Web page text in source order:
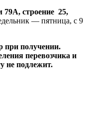
79А, строение 25,
— пятница, с 9
при получении.
перевозчика и
не подлежит.